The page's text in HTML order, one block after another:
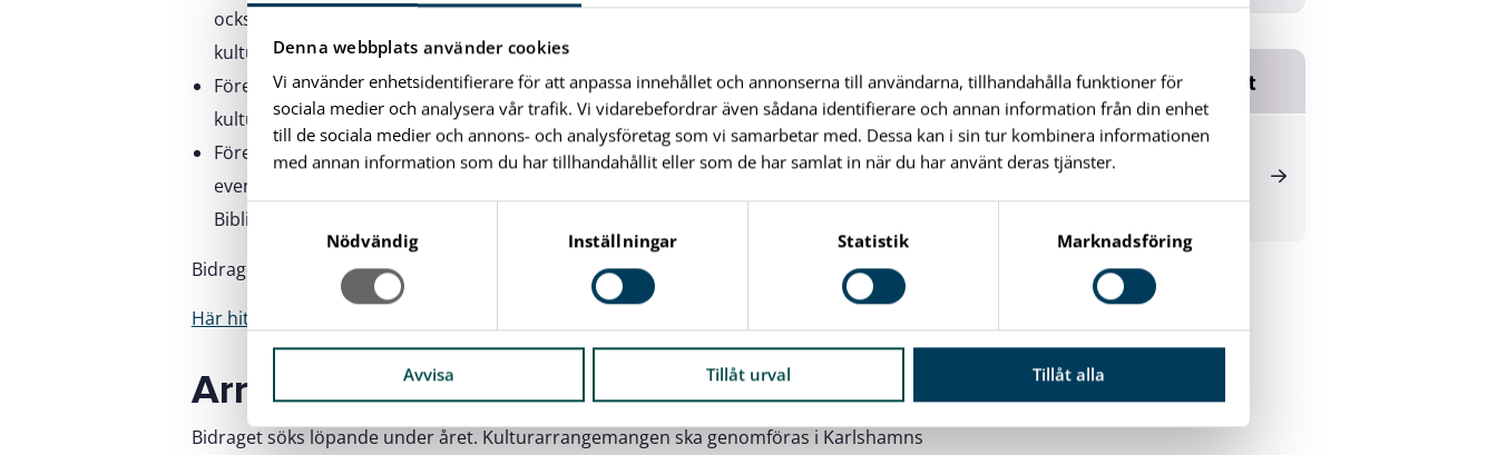
Denna webbplats använder cookies
Vi använder enhetsidentifierare för att anpassa innehållet och annonserna till användarna, tillhandahålla funktioner för
sociala medier och analysera vår trafik. Vi vidarebefordrar även sådana identifierare och annan information från din enhet
till de sociala medier och annons- och analysföretag som vi samarbetar med. Dessa kan i sin tur kombinera informationen
med annan information som du har tillhandahållit eller som de har samlat in när du har använt deras tjänster.
S
y
s
Nödvändig Inställningar Statistik Marknadsföring
Avvisa Tillåt urval Tillåt alla
också eget skapande som leder till utåtriktad verksamhet som kommer det offentliga
kulturlivet till godo.
Förening som beviljas bidrag förväntas delta med aktiviteter under kommunens
kulturdagar, Östersjöfestivalen, Kulturnatten och Lilla Kulturdagen.
Förening som beviljas bidrag ska anmäla arrangemang till kommunens
evenemangskalender och i all marknadsföring ska det uppges att stöd erhålles från
Bibliotek & Kultur Karlshamn och logga användas.
Bidraget söker du via webbförening.
Här hittar du mer information om webbförening och hur du söker bidrag.
Arrangemangsbidrag
Bidraget söks löpande under året. Kulturarrangemangen ska genomföras i Karlshamns
Relaterade dokument
6.27 Riktlinjer För
Verksamhetsbidrag Till